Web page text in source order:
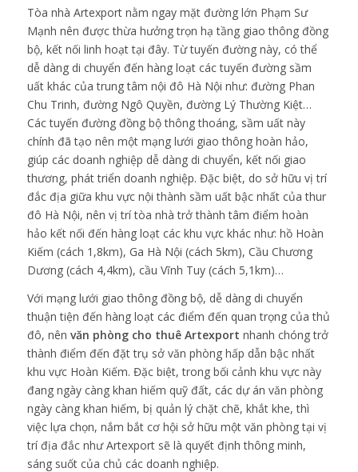
Tòa nhà Artexport nằm ngay mặt đường lớn Phạm Sư
Mạnh nên được thừa hưởng trọn hạ tầng giao thông đồng
bộ, kết nối linh hoạt tại đây. Từ tuyến đường này, có thể
dễ dàng di chuyển đến hàng loạt các tuyến đường sầm
uất khác của trung tâm nội đô Hà Nội như: đường Phan
Chu Trinh, đường Ngô Quyền, đường Lý Thường Kiệt…
Các tuyến đường đồng bộ thông thoáng, sầm uất này
chính đã tạo nên một mạng lưới giao thông hoàn hảo,
giúp các doanh nghiệp dễ dàng di chuyển, kết nối giao
thương, phát triển doanh nghiệp. Đặc biệt, do sở hữu vị trí
đắc địa giữa khu vực nội thành sầm uất bậc nhất của thur
đô Hà Nội, nên vị trí tòa nhà trở thành tâm điểm hoàn
hảo kết nối đến hàng loạt các khu vực khác như: hồ Hoàn
Kiếm (cách 1,8km), Ga Hà Nội (cách 5km), Cầu Chương
Dương (cách 4,4km), cầu Vĩnh Tuy (cách 5,1km)…
Với mạng lưới giao thông đồng bộ, dễ dàng di chuyển
thuận tiện đến hàng loạt các điểm đến quan trọng của thủ
đô, nên văn phòng cho thuê Artexport nhanh chóng trở
thành điểm đến đặt trụ sở văn phòng hấp dẫn bậc nhất
khu vực Hoàn Kiếm. Đặc biệt, trong bối cảnh khu vực này
đang ngày càng khan hiếm quỹ đất, các dự án văn phòng
ngày càng khan hiếm, bị quản lý chặt chẽ, khắt khe, thì
việc lựa chọn, nắm bắt cơ hội sở hữu một văn phòng tại vị
trí địa đắc như Artexport sẽ là quyết định thông minh,
sáng suốt của chủ các doanh nghiệp.